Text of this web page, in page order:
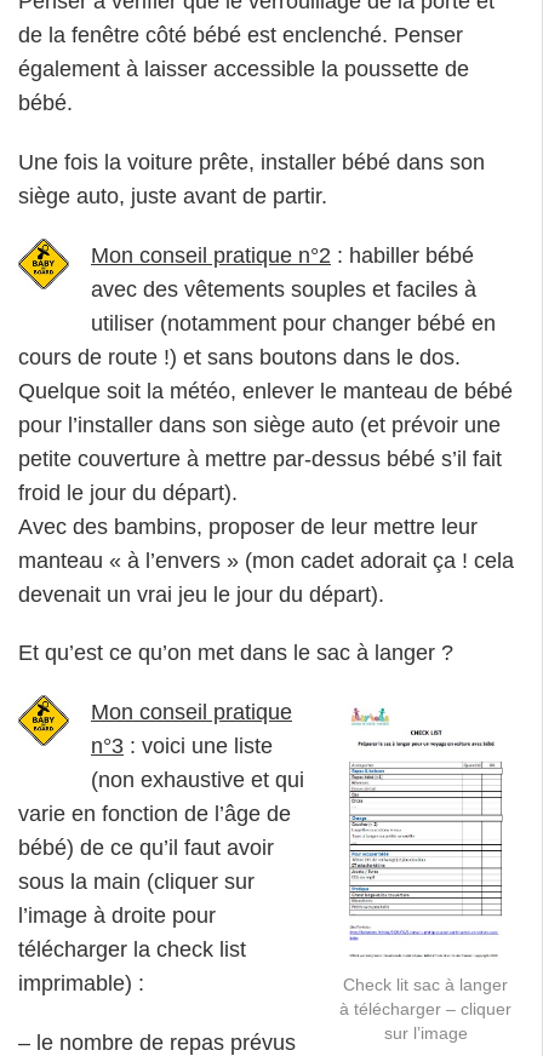
de la fenêtre côté bébé est enclenché. Penser
également à laisser accessible la poussette de
bébé.
Une fois la voiture prête, installer bébé dans son
siège auto, juste avant de partir.
Mon conseil pratique n°2 : habiller bébé
avec des vêtements souples et faciles à
utiliser (notamment pour changer bébé en
cours de route !) et sans boutons dans le dos.
Quelque soit la météo, enlever le manteau de bébé
pour l’installer dans son siège auto (et prévoir une
petite couverture à mettre par-dessus bébé s’il fait
froid le jour du départ).
Avec des bambins, proposer de leur mettre leur
manteau « à l’envers » (mon cadet adorait ça ! cela
devenait un vrai jeu le jour du départ).
Et qu’est ce qu’on met dans le sac à langer ?
Check lit sac à langer
à télécharger – cliquer
sur l’image
Mon conseil pratique
n°3 : voici une liste
(non exhaustive et qui
varie en fonction de l’âge de
bébé) de ce qu’il faut avoir
sous la main (cliquer sur
l’image à droite pour
télécharger la check list
imprimable) :
– le nombre de repas prévus